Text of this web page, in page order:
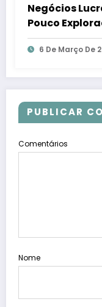
Negócios
Pouco
6 De Março De
PUBLICAR
Comentários
Nome